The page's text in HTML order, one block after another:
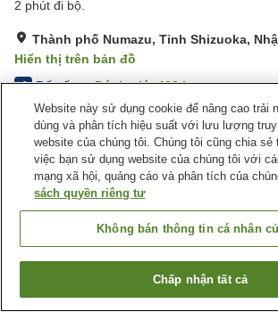
2 phút đi bộ.
Thành phố Numazu, Tỉnh Shizuoka,
Hiển thị trên bản đồ
4 Rất tốt Đánh giá:409lượt
Tiện nghi chỗ nghỉ
Giao Hàng Tận Nhà
Dịch Vụ
Máy bán hàng tự động
Giặt ủi có
Nhật Bản Tỉnh Shizuoka
Sanco Inn Numazu Ekimae
Tìm phòng trống
Website này sử dụng cookie để nâng cao trải
dùng và phân tích hiệu suất với lưu lượng
website của chúng tôi. Chúng tôi cũng chia sẻ
việc bạn sử dụng website của chúng tôi với
mạng xã hội, quảng cáo và phân tích của
sách quyền riêng tư
Không bán thông tin cá nhân
Chấp nhận tất cả